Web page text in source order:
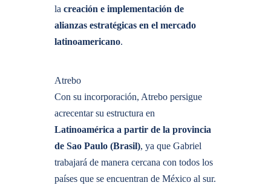
la creación e implementación de
alianzas estratégicas en el mercado
latinoamericano.
Atrebo
Con su incorporación, Atrebo persigue
acrecentar su estructura en
Latinoamérica a partir de la provincia
de Sao Paulo (Brasil), ya que Gabriel
trabajará de manera cercana con todos los
países que se encuentran de México al sur.